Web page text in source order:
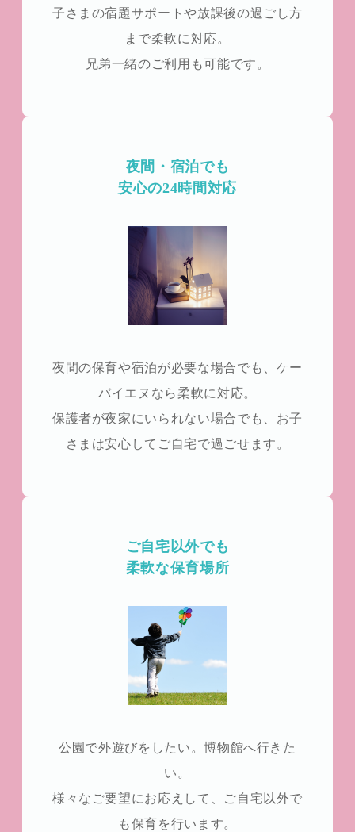
子さまの宿題サポートや放課後の過ごし方
まで柔軟に対応。
兄弟一緒のご利用も可能です。
夜間・宿泊でも
安心の24時間対応
夜間の保育や宿泊が必要な場合でも、ケー
バイエヌなら柔軟に対応。
保護者が夜家にいられない場合でも、お子
さまは安心してご自宅で過ごせます。
ご自宅以外でも
柔軟な保育場所
公園で外遊びをしたい。博物館へ行きた
い。
様々なご要望にお応えして、ご自宅以外で
も保育を行います。